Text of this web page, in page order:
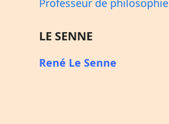
Professeur de philosophie
LE SENNE
René Le Senne